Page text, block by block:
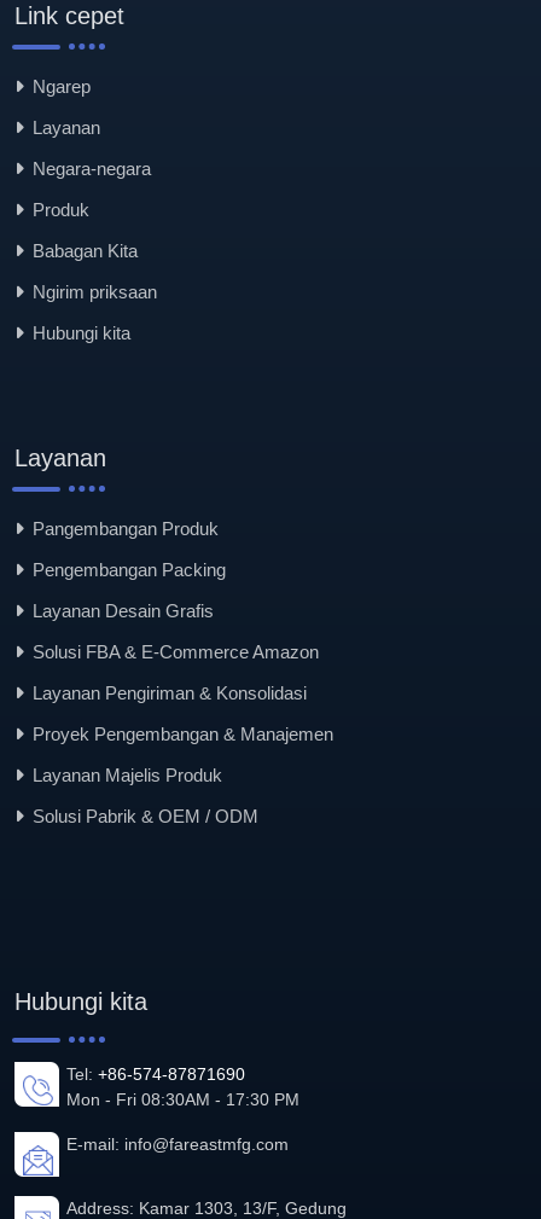
Link cepet
Ngarep
Layanan
Negara-negara
Produk
Babagan Kita
Ngirim priksaan
Hubungi kita
Layanan
Pangembangan Produk
Pengembangan Packing
Layanan Desain Grafis
Solusi FBA & E-Commerce Amazon
Layanan Pengiriman & Konsolidasi
Proyek Pengembangan & Manajemen
Layanan Majelis Produk
Solusi Pabrik & OEM / ODM
Hubungi kita
Tel: +86-574-87871690
Mon - Fri 08:30AM - 17:30 PM
E-mail: info@fareastmfg.com
Address: Kamar 1303, 13/F, Gedung